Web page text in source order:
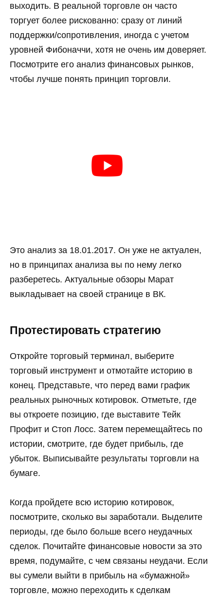
выходить. В реальной торговле он часто
торгует более рискованно: сразу от линий
поддержки/сопротивления, иногда с учетом
уровней Фибоначчи, хотя не очень им доверяет.
Посмотрите его анализ финансовых рынков,
чтобы лучше понять принцип торговли.
Это анализ за 18.01.2017. Он уже не актуален,
но в принципах анализа вы по нему легко
разберетесь. Актуальные обзоры Марат
выкладывает на своей странице в ВК.
Протестировать стратегию
Откройте торговый терминал, выберите
торговый инструмент и отмотайте историю в
конец. Представьте, что перед вами график
реальных рыночных котировок. Отметьте, где
вы откроете позицию, где выставите Тейк
Профит и Стоп Лосс. Затем перемещайтесь по
истории, смотрите, где будет прибыль, где
убыток. Выписывайте результаты торговли на
бумаге.
Когда пройдете всю историю котировок,
посмотрите, сколько вы заработали. Выделите
периоды, где было больше всего неудачных
сделок. Почитайте финансовые новости за это
время, подумайте, с чем связаны неудачи. Если
вы сумели выйти в прибыль на «бумажной»
торговле, можно переходить к сделкам